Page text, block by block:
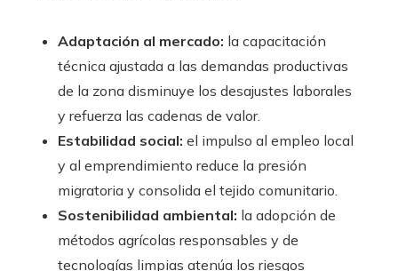
Adaptación al mercado: la capacitación
técnica ajustada a las demandas productivas
de la zona disminuye los desajustes laborales
y refuerza las cadenas de valor.
Estabilidad social: el impulso al empleo local
y al emprendimiento reduce la presión
migratoria y consolida el tejido comunitario.
Sostenibilidad ambiental: la adopción de
métodos agrícolas responsables y de
tecnologías limpias atenúa los riesgos